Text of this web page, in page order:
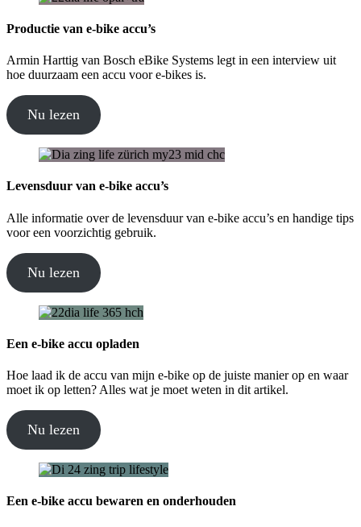
Productie van e-bike accu’s
Armin Harttig van Bosch eBike Systems legt in een interview uit
hoe duurzaam een accu voor e-bikes is.
Nu lezen
Levensduur van e-bike accu’s
Alle informatie over de levensduur van e-bike accu’s en handige tips
voor een voorzichtig gebruik.
Nu lezen
Een e-bike accu opladen
Hoe laad ik de accu van mijn e-bike op de juiste manier op en waar
moet ik op letten? Alles wat je moet weten in dit artikel.
Nu lezen
Een e-bike accu bewaren en onderhouden